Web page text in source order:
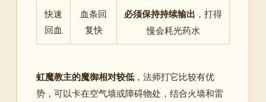
快速
回血
血条回
复快
必须保持持续输出 ，打得
慢会耗光药水
虹魔教主的魔御相对较低 ，法师打它比较有优
势，可以卡在空气墙或障碍物处，结合火墙和雷